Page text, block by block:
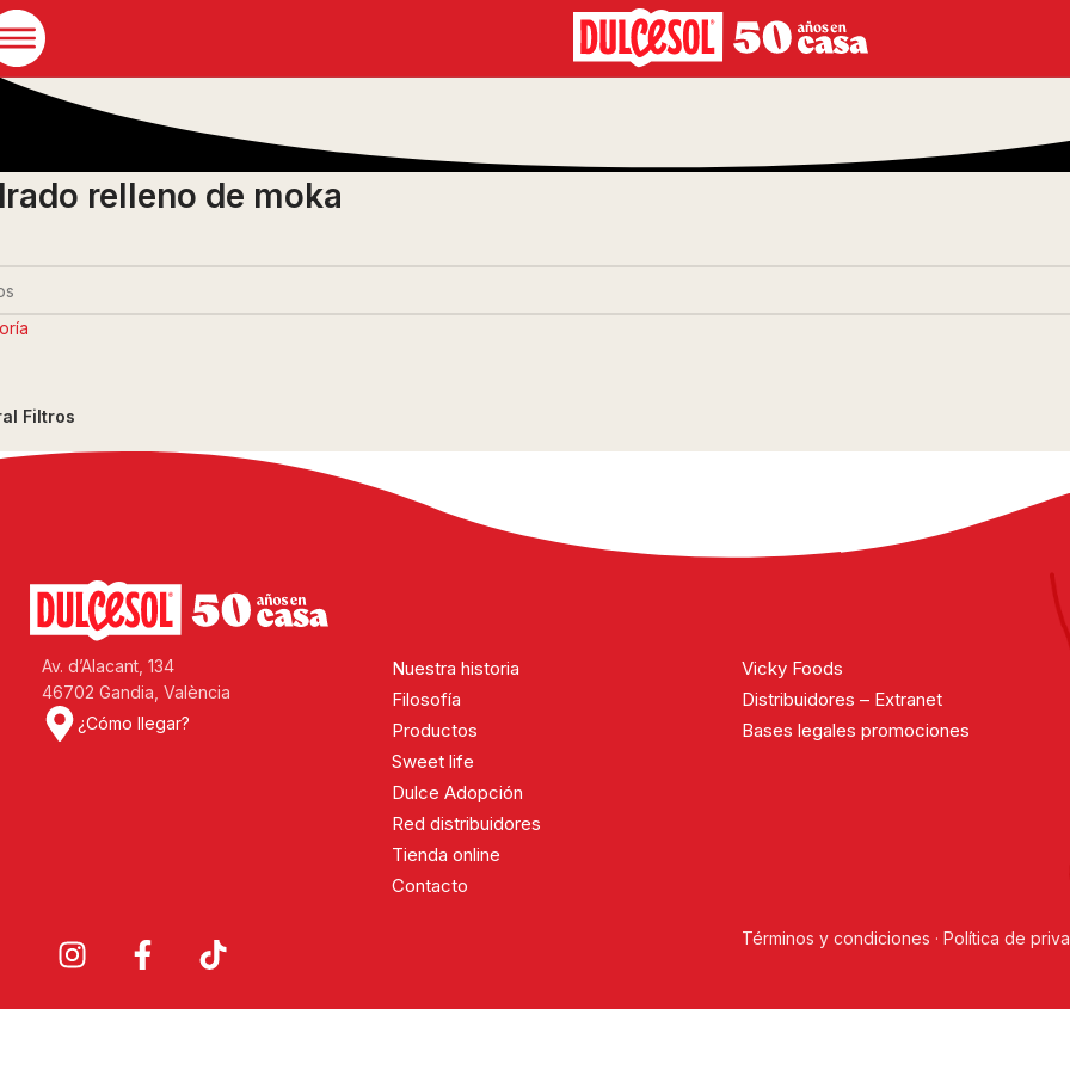
relleno de moka
Filtros
de moka
Av. d’Alacant, 134
46702 Gandia, València
¿Cómo llegar?
Nuestra historia
Filosofía
Productos
Sweet life
Dulce Adopción
Red distribuidores
Tienda online
Contacto
Vicky Foods
Distribuidores – Extranet
Bases legales promociones
Términos y condiciones · Política de